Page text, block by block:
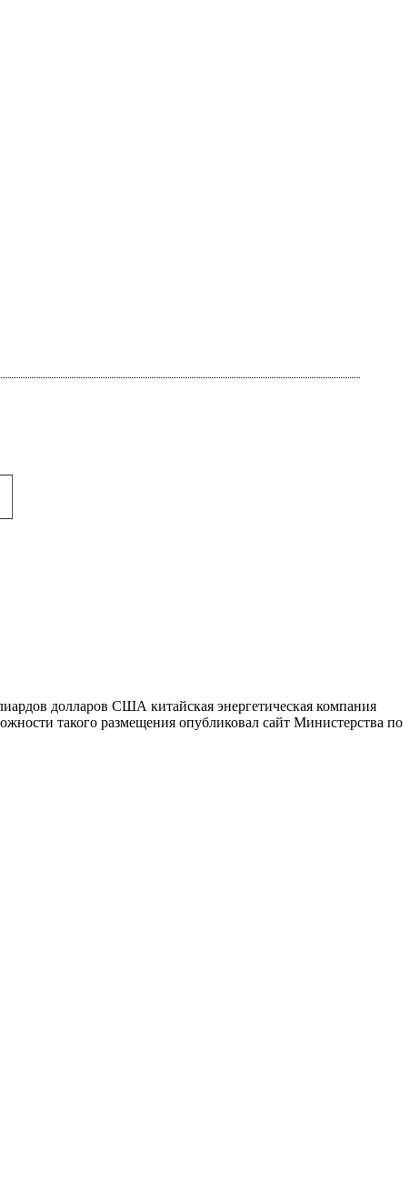
долларов США китайская энергетическая компания
такого размещения опубликовал сайт Министерства по